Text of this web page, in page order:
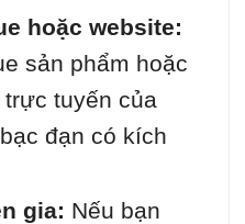
hoặc website:
sản phẩm hoặc
tuyến của
đạn có kích
gia: Nếu bạn